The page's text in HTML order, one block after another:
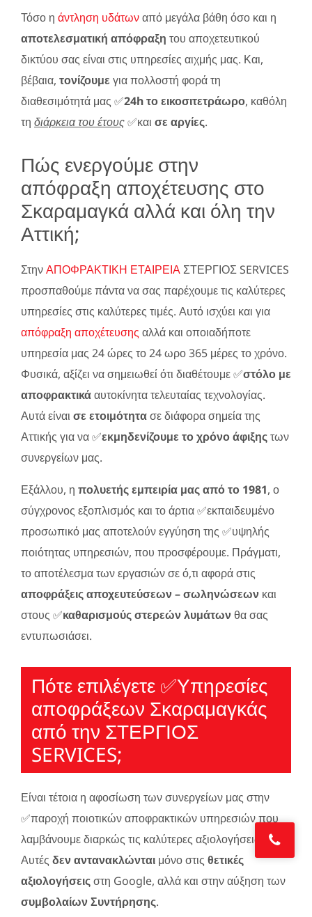
Τόσο η άντληση υδάτωναπό μεγάλα βάθη όσο και η
αποτελεσματική απόφραξη του αποχετευτικού
δικτύου σας είναι στις υπηρεσίες αιχμής μας. Και,
βέβαια, τονίζουμε για πολλοστή φορά τη
διαθεσιμότητά μας ✅24h το εικοσιτετράωρο, καθόλη
τη διάρκεια του έτους✅και σε αργίες.
Πώς ενεργούμε στην
απόφραξη αποχέτευσης στο
Σκαραμαγκά αλλά και όλη την
Αττική;
ΣτηνΑΠΟΦΡΑΚΤΙΚΗ ΕΤΑΙΡΕΙΑΣΤΕΡΓΙΟΣ SERVICES
προσπαθούμε πάντα να σας παρέχουμε τις καλύτερες
υπηρεσίες στις καλύτερες τιμές. Αυτό ισχύει και για
απόφραξη αποχέτευσης αλλά και οποιαδήποτε
υπηρεσία μας 24 ώρες το 24 ωρο 365 μέρες το χρόνο.
Φυσικά, αξίζει να σημειωθεί ότι διαθέτουμε ✅στόλο με
αποφρακτικάαυτοκίνητα τελευταίας τεχνολογίας.
Αυτά είναι σε ετοιμότητασε διάφορα σημεία της
Αττικής για να ✅εκμηδενίζουμε το χρόνο άφιξηςτων
συνεργείων μας.
Εξάλλου, η πολυετής εμπειρία μας από το 1981, ο
σύγχρονος εξοπλισμός και το άρτια ✅εκπαιδευμένο
προσωπικό μας αποτελούν εγγύηση της ✅υψηλής
ποιότητας υπηρεσιών, που προσφέρουμε. Πράγματι,
το αποτέλεσμα των εργασιών σε ό,τι αφορά στις
αποφράξεις αποχευτεύσεων – σωληνώσεων και
στους ✅καθαρισμούς στερεών λυμάτωνθα σας
εντυπωσιάσει.
Πότε επιλέγετε ✅Υπηρεσίες
απoφράξεων Σκαραμαγκάς
από την ΣΤΕΡΓΙΟΣ
SERVICES;
Είναι τέτοια η αφοσίωση των συνεργείων μας στην
✅παροχή ποιοτικών αποφρακτικών υπηρεσιών που
λαμβάνουμε διαρκώς τις καλύτερες αξιολογήσεις.
Αυτές δεν αντανακλώνται μόνο στις θετικές
αξιολογήσειςστη Google, αλλά και στην αύξηση των
συμβολαίων Συντήρησης.